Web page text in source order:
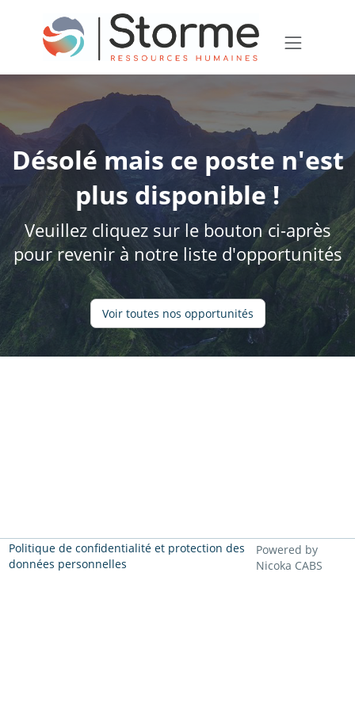
Désolé mais ce poste n'est
plus disponible !
Veuillez cliquez sur le bouton ci-après
pour revenir à notre liste d'opportunités
Voir toutes nos opportunités
Politique de confidentialité et protection des
données personnelles
Powered by
Nicoka CABS